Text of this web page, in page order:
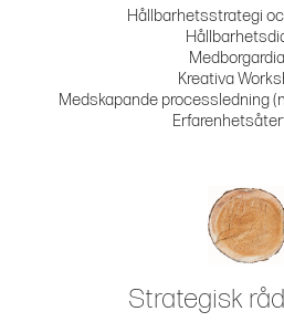
Hållbarhetsstrategi
Kreativa
Medskapande processledning
Strategisk